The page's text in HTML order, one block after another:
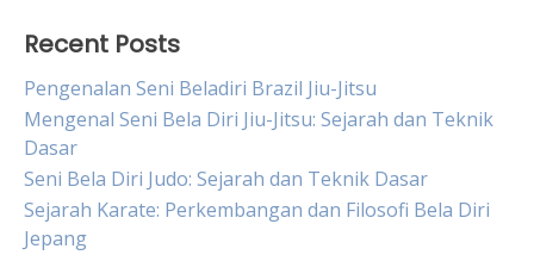
Recent Posts
Pengenalan Seni Beladiri Brazil Jiu-Jitsu
Mengenal Seni Bela Diri Jiu-Jitsu: Sejarah dan Teknik
Dasar
Seni Bela Diri Judo: Sejarah dan Teknik Dasar
Sejarah Karate: Perkembangan dan Filosofi Bela Diri
Jepang